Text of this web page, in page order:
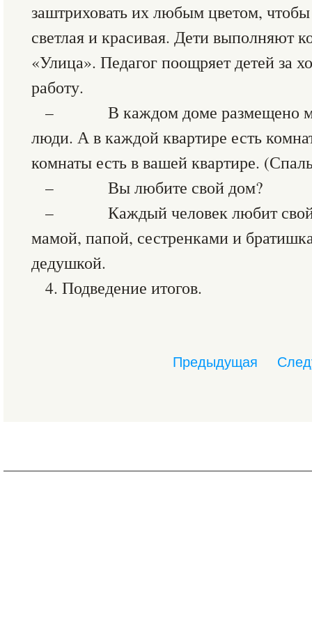
заштриховать их любым цветом, чтобы
светлая и красивая. Дети выполняют
«Улица». Педагог поощряет детей за
работу.
– В каждом доме размещено
люди. А в каждой квартире есть
комнаты есть в вашей квартире.
– Вы любите свой дом?
– Каждый человек любит свой
мамой, папой, сестренками и
дедушкой.
4. Подведение итогов.
Предыдущая